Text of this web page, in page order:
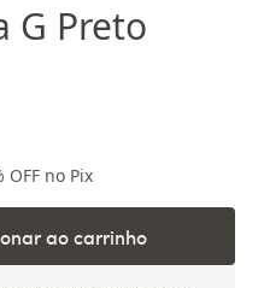
G Preto
OFF no Pix
ao carrinho